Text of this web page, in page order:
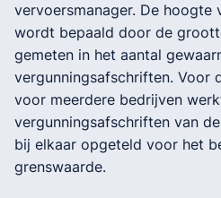
vervoersmanager. De hoogte
wordt bepaald door de
gemeten in het aantal
vergunningsafschriften. Voor
voor meerdere bedrijven
vergunningsafschriften van
bij elkaar opgeteld voor het
grenswaarde.